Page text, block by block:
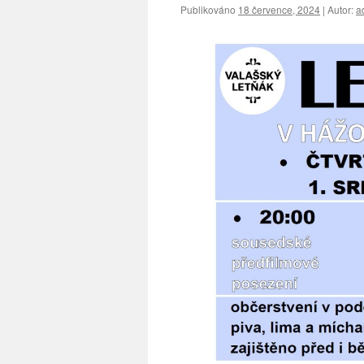
Publikováno 18 července, 2024 | Autor: